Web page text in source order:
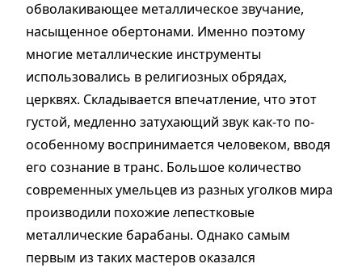
обволакивающее металлическое звучание,
насыщенное обертонами. Именно поэтому
многие металлические инструменты
использовались в религиозных обрядах,
церквях. Складывается впечатление, что этот
густой, медленно затухающий звук как-то по-
особенному воспринимается человеком, вводя
его сознание в транс. Большое количество
современных умельцев из разных уголков мира
производили похожие лепестковые
металлические барабаны. Однако самым
первым из таких мастеров оказался